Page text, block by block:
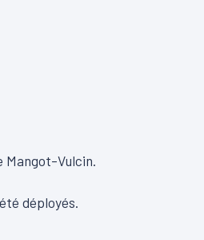
Mangot-Vulcin.
déployés.